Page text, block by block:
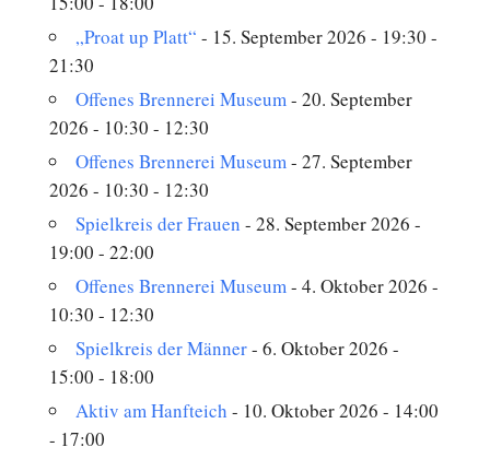
„Proat up Platt“ - 15. September 2026 - 19:30 -
21:30
Offenes Brennerei Museum- 20. September
2026 - 10:30 - 12:30
Offenes Brennerei Museum- 27. September
2026 - 10:30 - 12:30
Spielkreis der Frauen - 28. September 2026 -
19:00 - 22:00
Offenes Brennerei Museum- 4. Oktober 2026 -
10:30 - 12:30
Spielkreis der Männer- 6. Oktober 2026 -
15:00 - 18:00
Aktiv am Hanfteich - 10. Oktober 2026 - 14:00
- 17:00